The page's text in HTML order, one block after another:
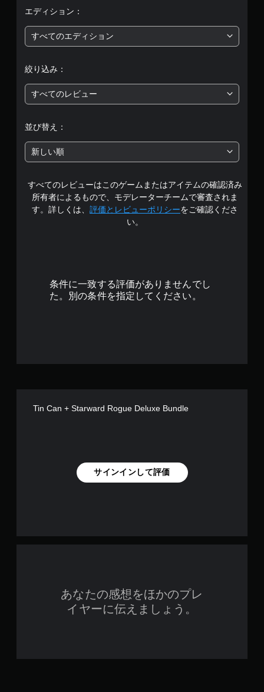
価
5
段
中
の
3
.
エディション：
すべてのエディション
絞り込み：
すべてのレビュー
並び替え：
新しい順
すべてのレビューはこのゲームまたはアイテムの確認済み
所有者によるもので、モデレーターチームで審査されま
す。詳しくは、 評価とレビューポリシーをご確認くださ
い。
条件に一致する評価がありませんでし
た。別の条件を指定してください。
Tin Can + Starward Rogue Deluxe Bundle
サインインして評価
あなたの感想をほかのプレ
イヤーに伝えましょう。